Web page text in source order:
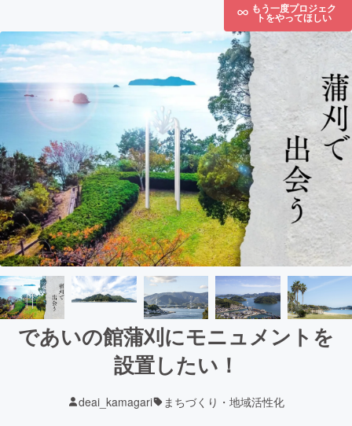
もう一度プロジェク
トをやってほしい
であいの館蒲刈にモニュメントを
設置したい！
deai_kamagari まちづくり・地域活性化